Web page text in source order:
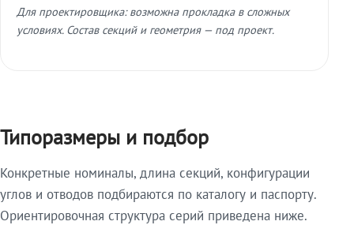
Для проектировщика: возможна прокладка в сложных
условиях. Состав секций и геометрия — под проект.
Типоразмеры и подбор
Конкретные номиналы, длина секций, конфигурации
углов и отводов подбираются по каталогу и паспорту.
Ориентировочная структура серий приведена ниже.